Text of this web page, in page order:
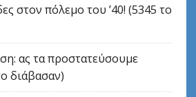
στον πόλεμο του ’40! (5345 το
ας τα προστατεύσουμε
διάβασαν)